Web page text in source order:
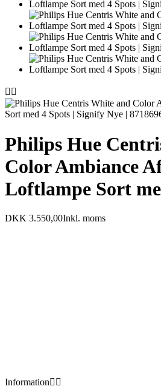
 
Philips Hue
Color Ambiance
Loftlampe Sort
DKK 3.550,00Inkl. moms
Information 